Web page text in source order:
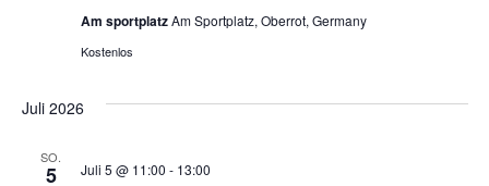
Am sportplatzAm Sportplatz, Oberrot, Germany
Kostenlos
Juli 2026
SO.
5 Juli 5 @ 11:00 - 13:00